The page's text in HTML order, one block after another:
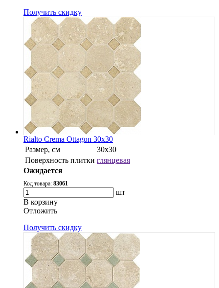
Получить скидку
Rialto Crema Ottagon 30x30
Размер, см
30х30
Поверхность плитки глянцевая
Ожидается
Код товара: 83061
шт
В корзину
Oтложить
Получить скидку